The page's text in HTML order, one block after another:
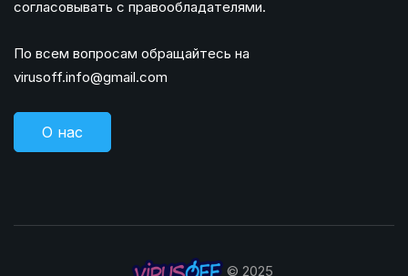
согласовывать с правообладателями.
По всем вопросам обращайтесь на
virusoff.info@gmail.com
О нас
© 2025